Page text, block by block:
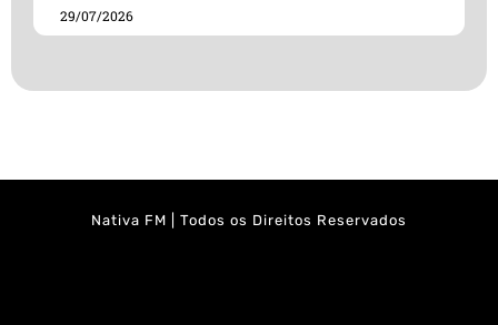
29/07/2026
Nativa FM | Todos os Direitos Reservados